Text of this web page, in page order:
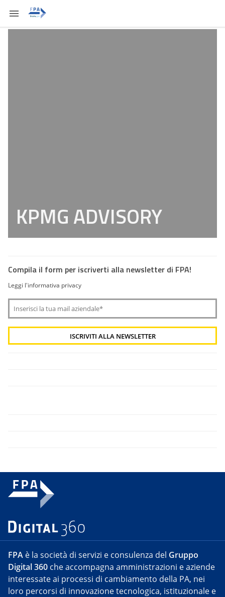
KPMG ADVISORY
Compila il form per iscriverti alla newsletter di FPA!
Leggi l'informativa privacy
FPA è la società di servizi e consulenza del Gruppo
Digital 360 che accompagna amministrazioni e aziende
interessate ai processi di cambiamento della PA, nei
loro percorsi di innovazione tecnologica, istituzionale e